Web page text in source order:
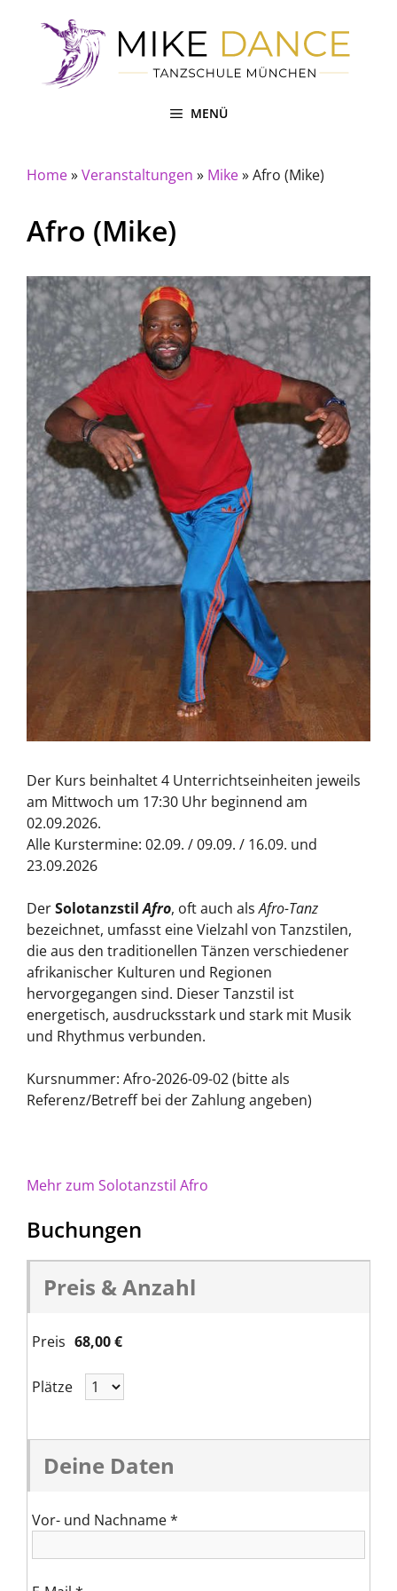
MENÜ
Home»Veranstaltungen » Mike»Afro (Mike)
Afro (Mike)
Der Kurs beinhaltet 4 Unterrichtseinheiten jeweils
am Mittwoch um 17:30 Uhr beginnend am
02.09.2026.
Alle Kurstermine: 02.09. / 09.09. / 16.09. und
23.09.2026
DerSolotanzstilAfro, oft auch alsAfro-Tanz
bezeichnet, umfasst eine Vielzahl von Tanzstilen,
die aus den traditionellen Tänzen verschiedener
afrikanischer Kulturen und Regionen
hervorgegangen sind. Dieser Tanzstil ist
energetisch, ausdrucksstark und stark mit Musik
und Rhythmus verbunden.
Kursnummer: Afro-2026-09-02 (bitte als
Referenz/Betreff bei der Zahlung angeben)
Mehr zum Solotanzstil Afro
Buchungen
Preis & Anzahl
Preis 68,00 €
Plätze
Deine Daten
Vor- und Nachname*